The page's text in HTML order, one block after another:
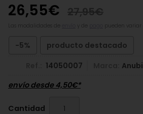
26,55€
pueden
-5% producto destacado
14050007
envío desde4,50€*
Cantidad